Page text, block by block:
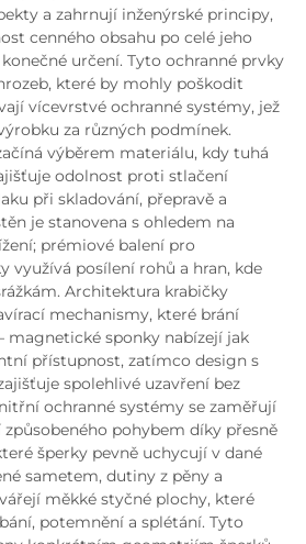
a zahrnují inženýrské principy,
cenného obsahu po celé jeho
určení. Tyto ochranné prvky
které by mohly poškodit
vícevrstvé ochranné systémy, jež
za různých podmínek.
výběrem materiálu, kdy tuhá
odolnost proti stlačení
při skladování, přepravě a
je stanovena s ohledem na
prémiové balení pro
využívá posílení rohů a hran, kde
Architektura krabičky
mechanismy, které brání
magnetické sponky nabízejí jak
přístupnost, zatímco design s
spolehlivé uzavření bez
ochranné systémy se zaměřují
způsobeného pohybem díky přesně
šperky pevně uchycují v dané
sametem, dutiny z pěny a
měkké styčné plochy, které
potemnění a splétání. Tyto